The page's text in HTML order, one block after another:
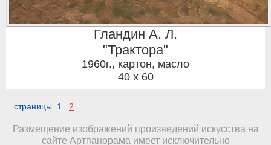
Гландин А. Л.
"Трактора"
1960г., картон, масло
40 x 60
страницы 1 2
Размещение изображений произведений искусства на
сайте Артпанорама имеет исключительно